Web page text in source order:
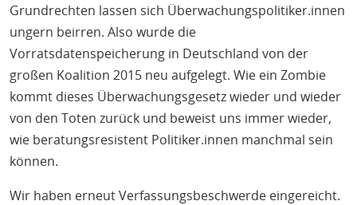
Grundrechten lassen sich Überwachungspolitiker.innen
ungern beirren. Also wurde die
Vorratsdatenspeicherung in Deutschland von der
großen Koalition 2015 neu aufgelegt. Wie ein Zombie
kommt dieses Überwachungsgesetz wieder und wieder
von den Toten zurück und beweist uns immer wieder,
wie beratungsresistent Politiker.innen manchmal sein
können.
Wir haben erneut Verfassungsbeschwerde eingereicht.